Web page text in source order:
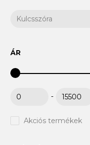
ÁR
-
Akciós termékek